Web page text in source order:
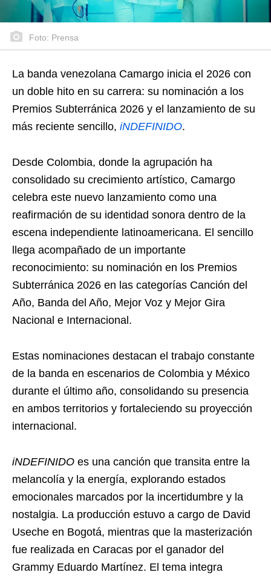
Foto: Prensa
La banda venezolana Camargo inicia el 2026 con
un doble hito en su carrera: su nominación a los
Premios Subterránica 2026 y el lanzamiento de su
más reciente sencillo, iNDEFINIDO.
Desde Colombia, donde la agrupación ha
consolidado su crecimiento artístico, Camargo
celebra este nuevo lanzamiento como una
reafirmación de su identidad sonora dentro de la
escena independiente latinoamericana. El sencillo
llega acompañado de un importante
reconocimiento: su nominación en los Premios
Subterránica 2026 en las categorías Canción del
Año, Banda del Año, Mejor Voz y Mejor Gira
Nacional e Internacional.
Estas nominaciones destacan el trabajo constante
de la banda en escenarios de Colombia y México
durante el último año, consolidando su presencia
en ambos territorios y fortaleciendo su proyección
internacional.
iNDEFINIDO es una canción que transita entre la
melancolía y la energía, explorando estados
emocionales marcados por la incertidumbre y la
nostalgia. La producción estuvo a cargo de David
Useche en Bogotá, mientras que la masterización
fue realizada en Caracas por el ganador del
Grammy Eduardo Martínez. El tema integra